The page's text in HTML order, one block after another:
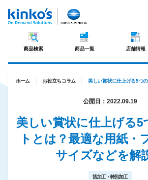
商品検索 商品一覧 店舗情報
ホーム お役立ちコラム
公開日：2022.09.19
美しい賞状に仕上げる5
トとは？最適な用紙・
サイズなどを解
箔加工・特別加工